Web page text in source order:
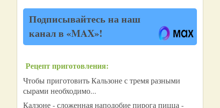
Подписывайтесь на наш
канал в «MAX»!
Рецепт приготовления:
Чтобы приготовить Кальзоне с тремя разными
сырами необходимо...
Калзоне - сложенная наподобие пирога пицца -